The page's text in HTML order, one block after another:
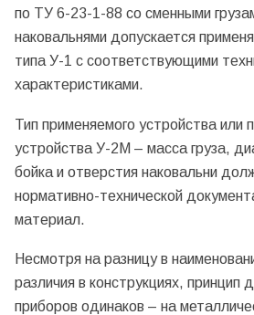
по ТУ 6-23-1-88 со сменными
наковальнями допускается
типа У-1 с соответствующими
характеристиками.
Тип применяемого устройства или
устройства У-2М – масса груза,
бойка и отверстия наковальни
нормативно-технической
материал.
Несмотря на разницу в
различия в конструкциях, принцип
приборов одинаков – на